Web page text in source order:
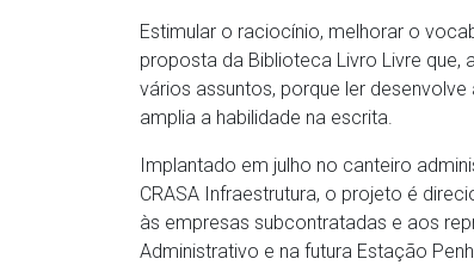
Estimular o raciocínio, melhorar o
proposta da Biblioteca Livro Livre
vários assuntos, porque ler
amplia a habilidade na escrita.
Implantado em julho no canteiro
CRASA Infraestrutura, o projeto é
às empresas subcontratadas e aos
Administrativo e na futura Estação